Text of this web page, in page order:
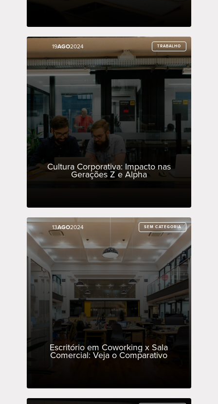
19AGO2024 TRABALHO
Cultura Corporativa: Impacto nas
Gerações Z e Alpha
19AGO2024 TRABALHO
13AGO2024 SEM CATEGORIA
Escritório em Coworking x Sala
Comercial: Veja o Comparativo
13AGO2024 SEM CATEGORIA